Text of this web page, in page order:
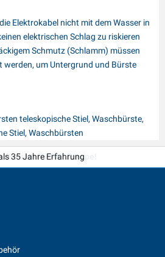
Elektrokabel nicht mit dem Wasser in
elektrischen Schlag zu riskieren
Schmutz (Schlamm) müssen
werden, um Untergrund und Bürste
teleskopische Stiel, Waschbürste,
Stiel, Waschbürsten
Sie sich für PAT Europe!
35 Jahre Erfahrung